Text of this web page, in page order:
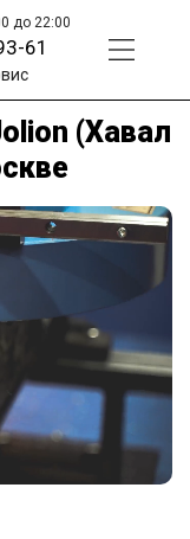
до 22:00
61
(Хавал